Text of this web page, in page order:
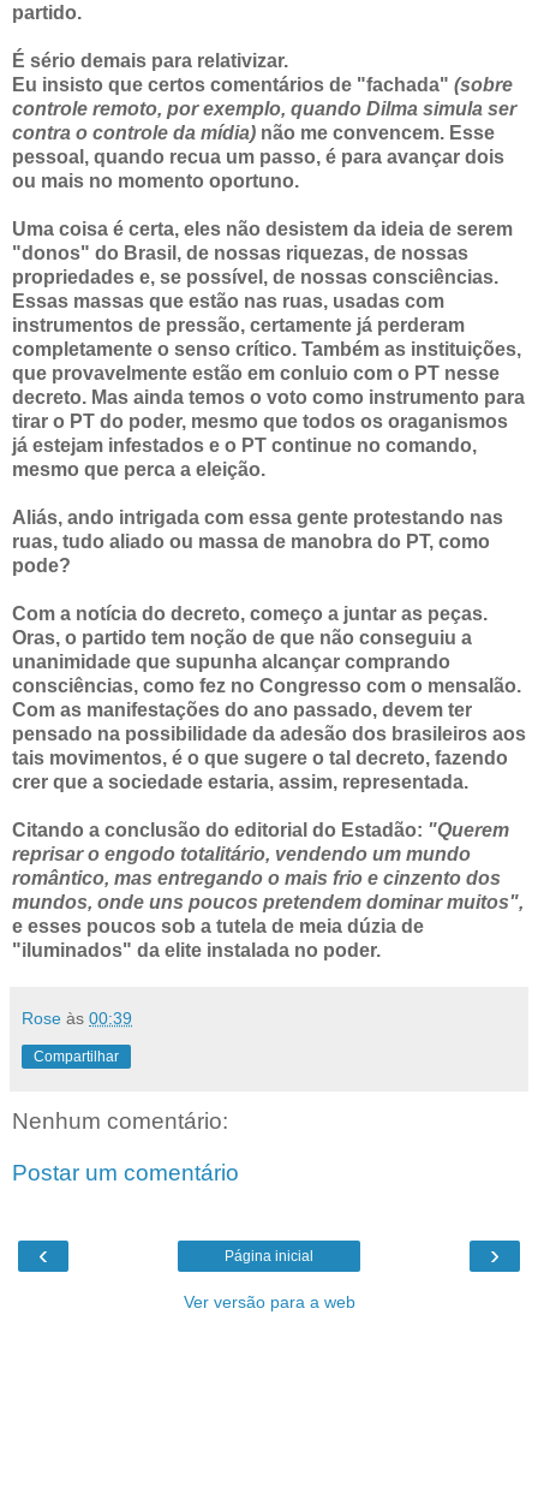
partido.
É sério demais para relativizar.
Eu insisto que certos comentários de "fachada" (sobre
controle remoto, por exemplo, quando Dilma simula ser
contra o controle da mídia) não me convencem. Esse
pessoal, quando recua um passo, é para avançar dois
ou mais no momento oportuno.
Uma coisa é certa, eles não desistem da ideia de serem
"donos" do Brasil, de nossas riquezas, de nossas
propriedades e, se possível, de nossas consciências.
Essas massas que estão nas ruas, usadas com
instrumentos de pressão, certamente já perderam
completamente o senso crítico. Também as instituições,
que provavelmente estão em conluio com o PT nesse
decreto. Mas ainda temos o voto como instrumento para
tirar o PT do poder, mesmo que todos os oraganismos
já estejam infestados e o PT continue no comando,
mesmo que perca a eleição.
Aliás, ando intrigada com essa gente protestando nas
ruas, tudo aliado ou massa de manobra do PT, como
pode?
Com a notícia do decreto, começo a juntar as peças.
Oras, o partido tem noção de que não conseguiu a
unanimidade que supunha alcançar comprando
consciências, como fez no Congresso com o mensalão.
Com as manifestações do ano passado, devem ter
pensado na possibilidade da adesão dos brasileiros aos
tais movimentos, é o que sugere o tal decreto, fazendo
crer que a sociedade estaria, assim, representada.
Citando a conclusão do editorial do Estadão: "Querem
reprisar o engodo totalitário, vendendo um mundo
romântico, mas entregando o mais frio e cinzento dos
mundos, onde uns poucos pretendem dominar muitos",
e esses poucos sob a tutela de meia dúzia de
"iluminados" da elite instalada no poder.
Rose às 00:39
Compartilhar
Nenhum comentário:
Postar um comentário
‹ ›
Página inicial
Ver versão para a web